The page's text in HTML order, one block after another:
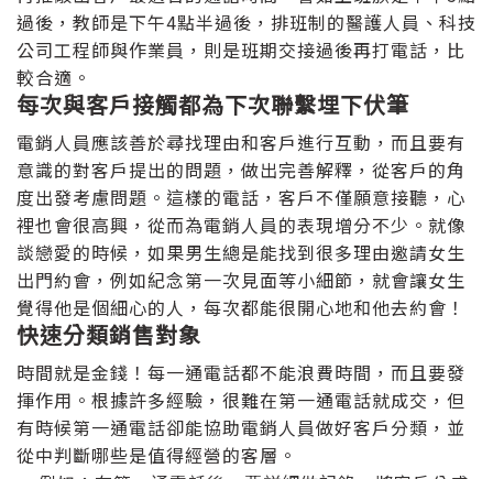
過後，教師是下午4點半過後，排班制的醫護人員、科技
公司工程師與作業員，則是班期交接過後再打電話，比
較合適。
每次與客戶接觸都為下次聯繫埋下伏筆
電銷人員應該善於尋找理由和客戶進行互動，而且要有
意識的對客戶提出的問題，做出完善解釋，從客戶的角
度出發考慮問題。這樣的電話，客戶不僅願意接聽，心
裡也會很高興，從而為電銷人員的表現增分不少。就像
談戀愛的時候，如果男生總是能找到很多理由邀請女生
出門約會，例如紀念第一次見面等小細節，就會讓女生
覺得他是個細心的人，每次都能很開心地和他去約會！
快速分類銷售對象
時間就是金錢！每一通電話都不能浪費時間，而且要發
揮作用。根據許多經驗，很難在第一通電話就成交，但
有時候第一通電話卻能協助電銷人員做好客戶分類，並
從中判斷哪些是值得經營的客層。